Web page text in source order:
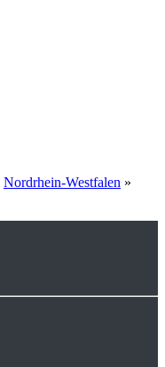
Nordrhein-Westfalen »